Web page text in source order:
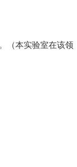
（本实验室在该领